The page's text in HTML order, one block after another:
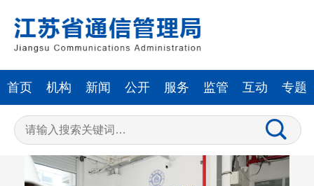
首页 机构 新闻 公开 服务 监管 互动 专题